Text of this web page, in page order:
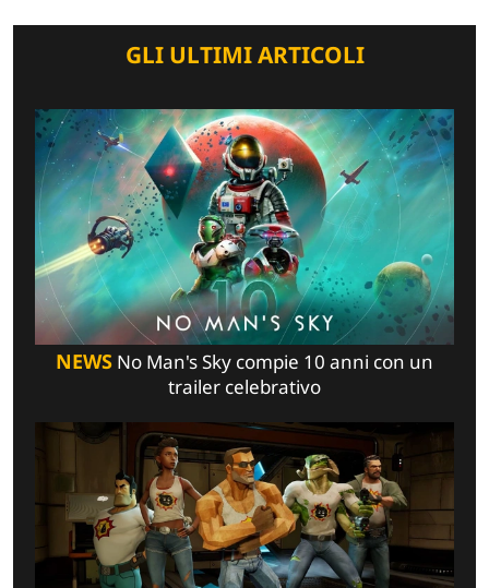
GLI ULTIMI ARTICOLI
NEWS No Man's Sky compie 10 anni con un
trailer celebrativo